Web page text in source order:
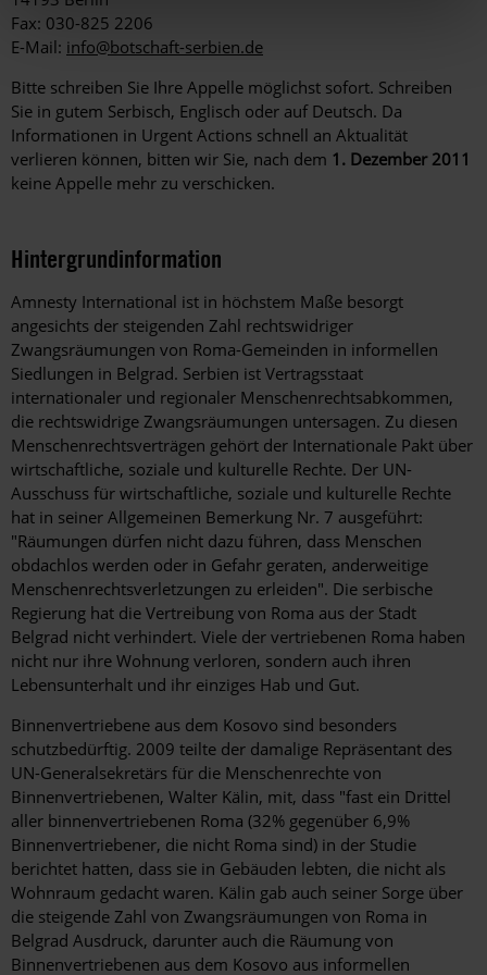
Fax: 030-825 2206
E-Mail: info@botschaft-serbien.de
Bitte schreiben Sie Ihre Appelle möglichst sofort. Schreiben
Sie in gutem Serbisch, Englisch oder auf Deutsch. Da
Informationen in Urgent Actions schnell an Aktualität
verlieren können, bitten wir Sie, nach dem 1. Dezember 2011
keine Appelle mehr zu verschicken.
Hintergrundinformation
Hintergrund
Amnesty International ist in höchstem Maße besorgt
angesichts der steigenden Zahl rechtswidriger
Zwangsräumungen von Roma-Gemeinden in informellen
Siedlungen in Belgrad. Serbien ist Vertragsstaat
internationaler und regionaler Menschenrechtsabkommen,
die rechtswidrige Zwangsräumungen untersagen. Zu diesen
Menschenrechtsverträgen gehört der Internationale Pakt über
wirtschaftliche, soziale und kulturelle Rechte. Der UN-
Ausschuss für wirtschaftliche, soziale und kulturelle Rechte
hat in seiner Allgemeinen Bemerkung Nr. 7 ausgeführt:
"Räumungen dürfen nicht dazu führen, dass Menschen
obdachlos werden oder in Gefahr geraten, anderweitige
Menschenrechtsverletzungen zu erleiden". Die serbische
Regierung hat die Vertreibung von Roma aus der Stadt
Belgrad nicht verhindert. Viele der vertriebenen Roma haben
nicht nur ihre Wohnung verloren, sondern auch ihren
Lebensunterhalt und ihr einziges Hab und Gut.
Binnenvertriebene aus dem Kosovo sind besonders
schutzbedürftig. 2009 teilte der damalige Repräsentant des
UN-Generalsekretärs für die Menschenrechte von
Binnenvertriebenen, Walter Kälin, mit, dass "fast ein Drittel
aller binnenvertriebenen Roma (32% gegenüber 6,9%
Binnenvertriebener, die nicht Roma sind) in der Studie
berichtet hatten, dass sie in Gebäuden lebten, die nicht als
Wohnraum gedacht waren. Kälin gab auch seiner Sorge über
die steigende Zahl von Zwangsräumungen von Roma in
Belgrad Ausdruck, darunter auch die Räumung von
Binnenvertriebenen aus dem Kosovo aus informellen